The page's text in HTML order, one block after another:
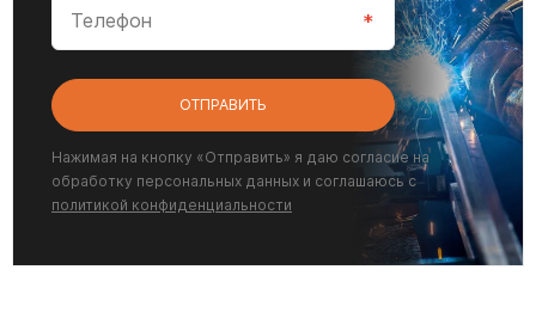
ОТПРАВИТЬ
Нажимая на кнопку «Отправить» я даю согласие на
обработку персональных данных и соглашаюсь с
политикой конфиденциальности